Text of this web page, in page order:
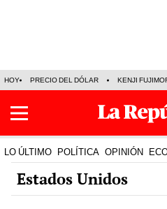
HOY PRECIO DEL DÓLAR KENJI
LO ÚLTIMO POLÍTICA OPINIÓN
Estados Unidos